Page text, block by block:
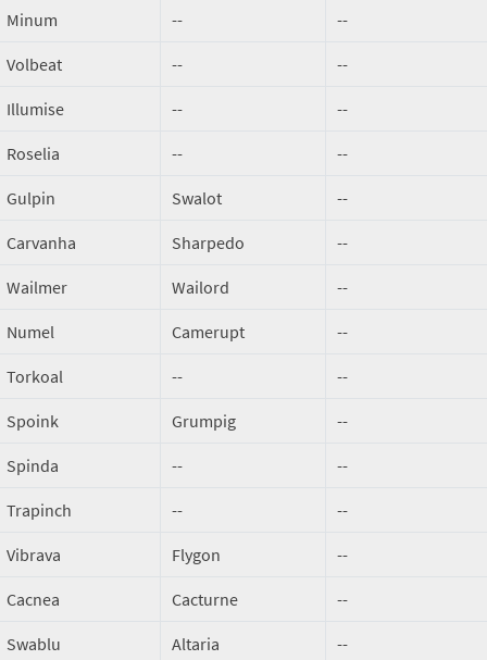
Minum -- --
Volbeat -- --
Illumise -- --
Roselia -- --
Gulpin Swalot --
Carvanha Sharpedo --
Wailmer Wailord --
Numel Camerupt --
Torkoal -- --
Spoink Grumpig --
Spinda -- --
Trapinch -- --
Vibrava Flygon --
Cacnea Cacturne --
Swablu Altaria --